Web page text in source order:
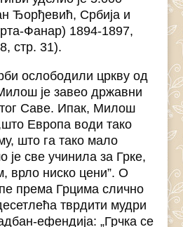
Ђорђевић, Србија и
Фанар) 1894-1897,
стр. 31).
ослободили цркву од
је завео државни
Саве. Ипак, Милош
Европа води тако
што га тако мало
је све учинила за Грке,
врло ниско цени”. О
према Грцима слично
тврдити мудри
ефендија: „Грчка се